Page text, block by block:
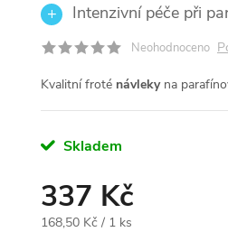
Intenzivní péče při
Neohodnoceno
Kvalitní froté návlekyna
Skladem
337 Kč
Měrná
168,50 Kč / 1 ks